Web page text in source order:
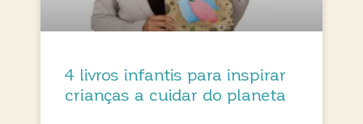
4 livros infantis para inspirar
crianças a cuidar do planeta